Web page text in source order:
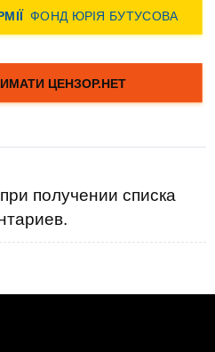
получении списка